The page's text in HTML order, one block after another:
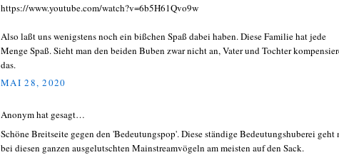
https://www.youtube.com/watch?v=6b5H61Qvo9w
Also laßt uns wenigstens noch ein bißchen Spaß dabei haben. Diese Familie hat jede
Menge Spaß. Sieht man den beiden Buben zwar nicht an, Vater und Tochter
das.
MAI 28, 2020
Anonym hat gesagt…
Schöne Breitseite gegen den 'Bedeutungspop'. Diese ständige Bedeutungshuberei geht
bei diesen ganzen ausgelutschten Mainstreamvögeln am meisten auf den Sack.